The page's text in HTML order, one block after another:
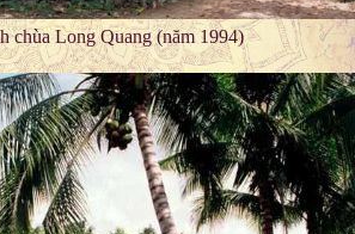
chùa Long Quang (năm 1994)